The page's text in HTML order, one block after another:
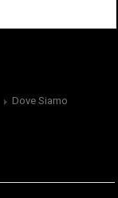
Dove Siamo